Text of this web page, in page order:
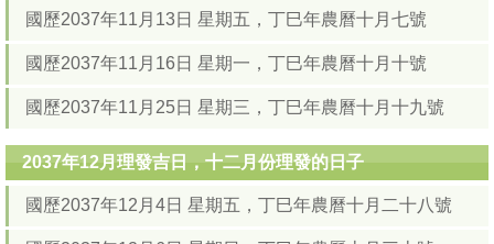
國歷2037年11月13日 星期五，丁巳年農曆十月七號
國歷2037年11月16日 星期一，丁巳年農曆十月十號
國歷2037年11月25日 星期三，丁巳年農曆十月十九號
2037年12月理發吉日，十二月份理發的日子
國歷2037年12月4日 星期五，丁巳年農曆十月二十八號